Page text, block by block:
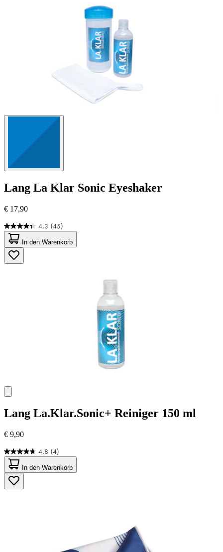
Lang La Klar Sonic Eyeshaker
€ 17,90
4.3 (45)
4.3
von
5
Sternen.
45
In den Warenkorb
Lang La.Klar.Sonic+ Reiniger 150 ml
€ 9,90
4.8 (4)
4.8
von
5
Sternen.
4
In den Warenkorb